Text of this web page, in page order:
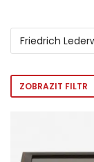
Friedrich
ZOBRAZIT FILTR